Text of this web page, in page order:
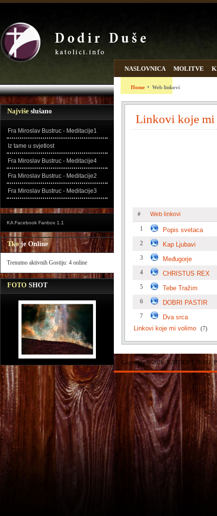
Najviše slušano
Fra Miroslav Bustruc - Meditacije1
Iz tame u svjetlost
Fra Miroslav Bustruc - Meditacije4
Fra Miroslav Bustruc - Meditacije2
Fra Miroslav Bustruc - Meditacije3
KA Facebook Fanbox 1.1
Tkoje Online
Trenutno aktivnih Gostiju: 4 online
FOTO SHOT
NASLOVNICA MOLITVE
WEB LINKOVI ZADNJE
Home Web linkovi
Linkovi koje
# Web linkovi
1 Popis svetaca
2 Kap Ljubavi
3 Međugorje
4 CHRISTUS REX
5 Tebe Tražim
6 DOBRI PASTIR
7
Dva srca
Linkovi koje mi volimo
(7)
Copyright © 2026. KATOLICI. INFO.